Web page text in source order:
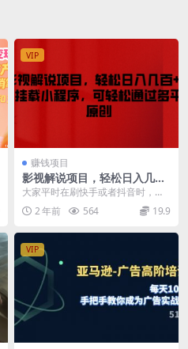
VIP
赚钱项目
影视解说项目，轻松日入几百
+，可挂载小程序，可轻松通
过多平台原创
大家平时在刷快手或者抖音时，应
该都见过这种左下角挂载小程序的
视频，这个就是这个项...
2 年前 564 19.9
VIP